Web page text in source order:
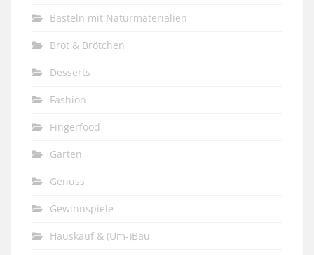
Basteln mit Naturmaterialien
Brot & Brötchen
Desserts
Fashion
Fingerfood
Garten
Genuss
Gewinnspiele
Hauskauf & (Um-)Bau